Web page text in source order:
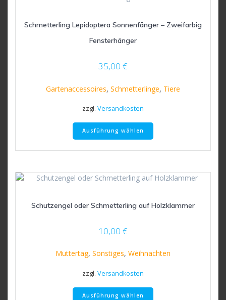
auf
Schmetterling Lepidoptera Sonnenfänger – Zweifarbig
Fensterhänger
35,00 €
Gartenaccessoires, Schmetterlinge, Tiere
zzgl. Versandkosten
Ausführung wählen
Dieses
mehrere
auf.
können
gewählt
Schutzengel oder Schmetterling auf Holzklammer
10,00 €
Muttertag, Sonstiges, Weihnachten
zzgl. Versandkosten
Ausführung wählen
Dieses